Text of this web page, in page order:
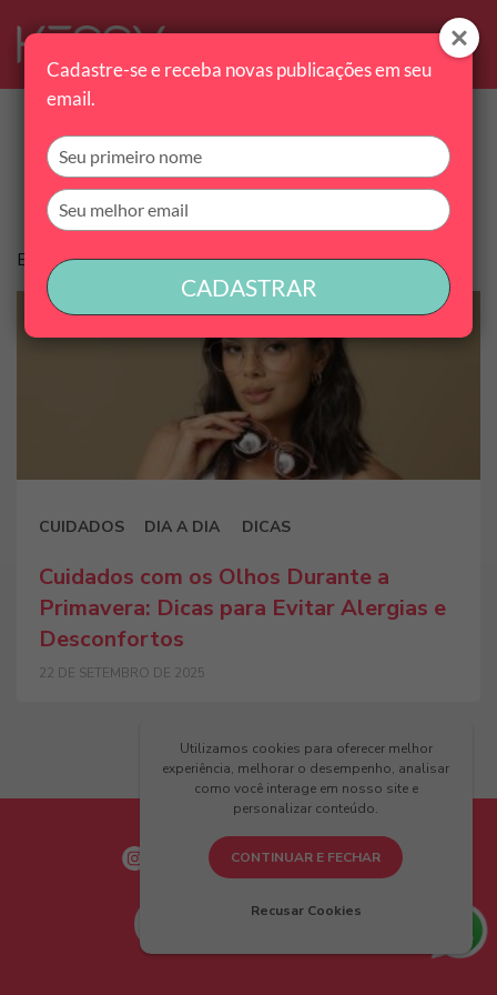
Tag:
Encontramos 1 conteúdo
CUIDADOS DIA A DIA DICAS
Cuidados com os Olhos Durante a
Primavera: Dicas para Evitar Alergias e
Desconfortos
22 DE SETEMBRO DE 2025
Utilizamos cookies para oferecer melhor
experiência, melhorar o desempenho, analisar
como você interage em nosso site e
personalizar conteúdo.
CONTINUAR E FECHAR
Recusar Cookies
Cadastre-se e receba novas publicações em seu
email.
Digite
seu
nome
Digite
seu
CADASTRAR